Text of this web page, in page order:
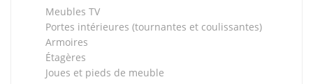
Meubles TV
Portes intérieures (tournantes et coulissantes)
Armoires
Étagères
Joues et pieds de meuble